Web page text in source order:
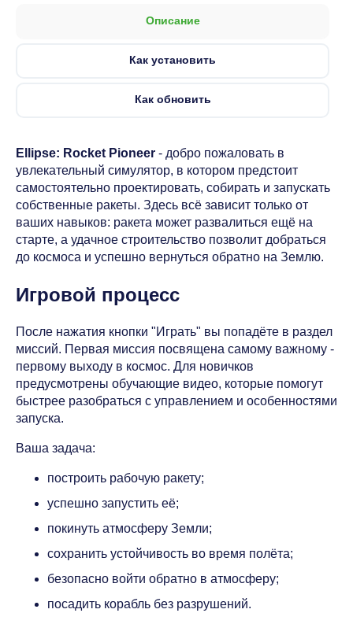
Описание
Как установить
Как обновить
Ellipse: Rocket Pioneer - добро пожаловать в
увлекательный симулятор, в котором предстоит
самостоятельно проектировать, собирать и запускать
собственные ракеты. Здесь всё зависит только от
ваших навыков: ракета может развалиться ещё на
старте, а удачное строительство позволит добраться
до космоса и успешно вернуться обратно на Землю.
Игровой процесс
После нажатия кнопки "Играть" вы попадёте в раздел
миссий. Первая миссия посвящена самому важному -
первому выходу в космос. Для новичков
предусмотрены обучающие видео, которые помогут
быстрее разобраться с управлением и особенностями
запуска.
Ваша задача:
построить рабочую ракету;
успешно запустить её;
покинуть атмосферу Земли;
сохранить устойчивость во время полёта;
безопасно войти обратно в атмосферу;
посадить корабль без разрушений.